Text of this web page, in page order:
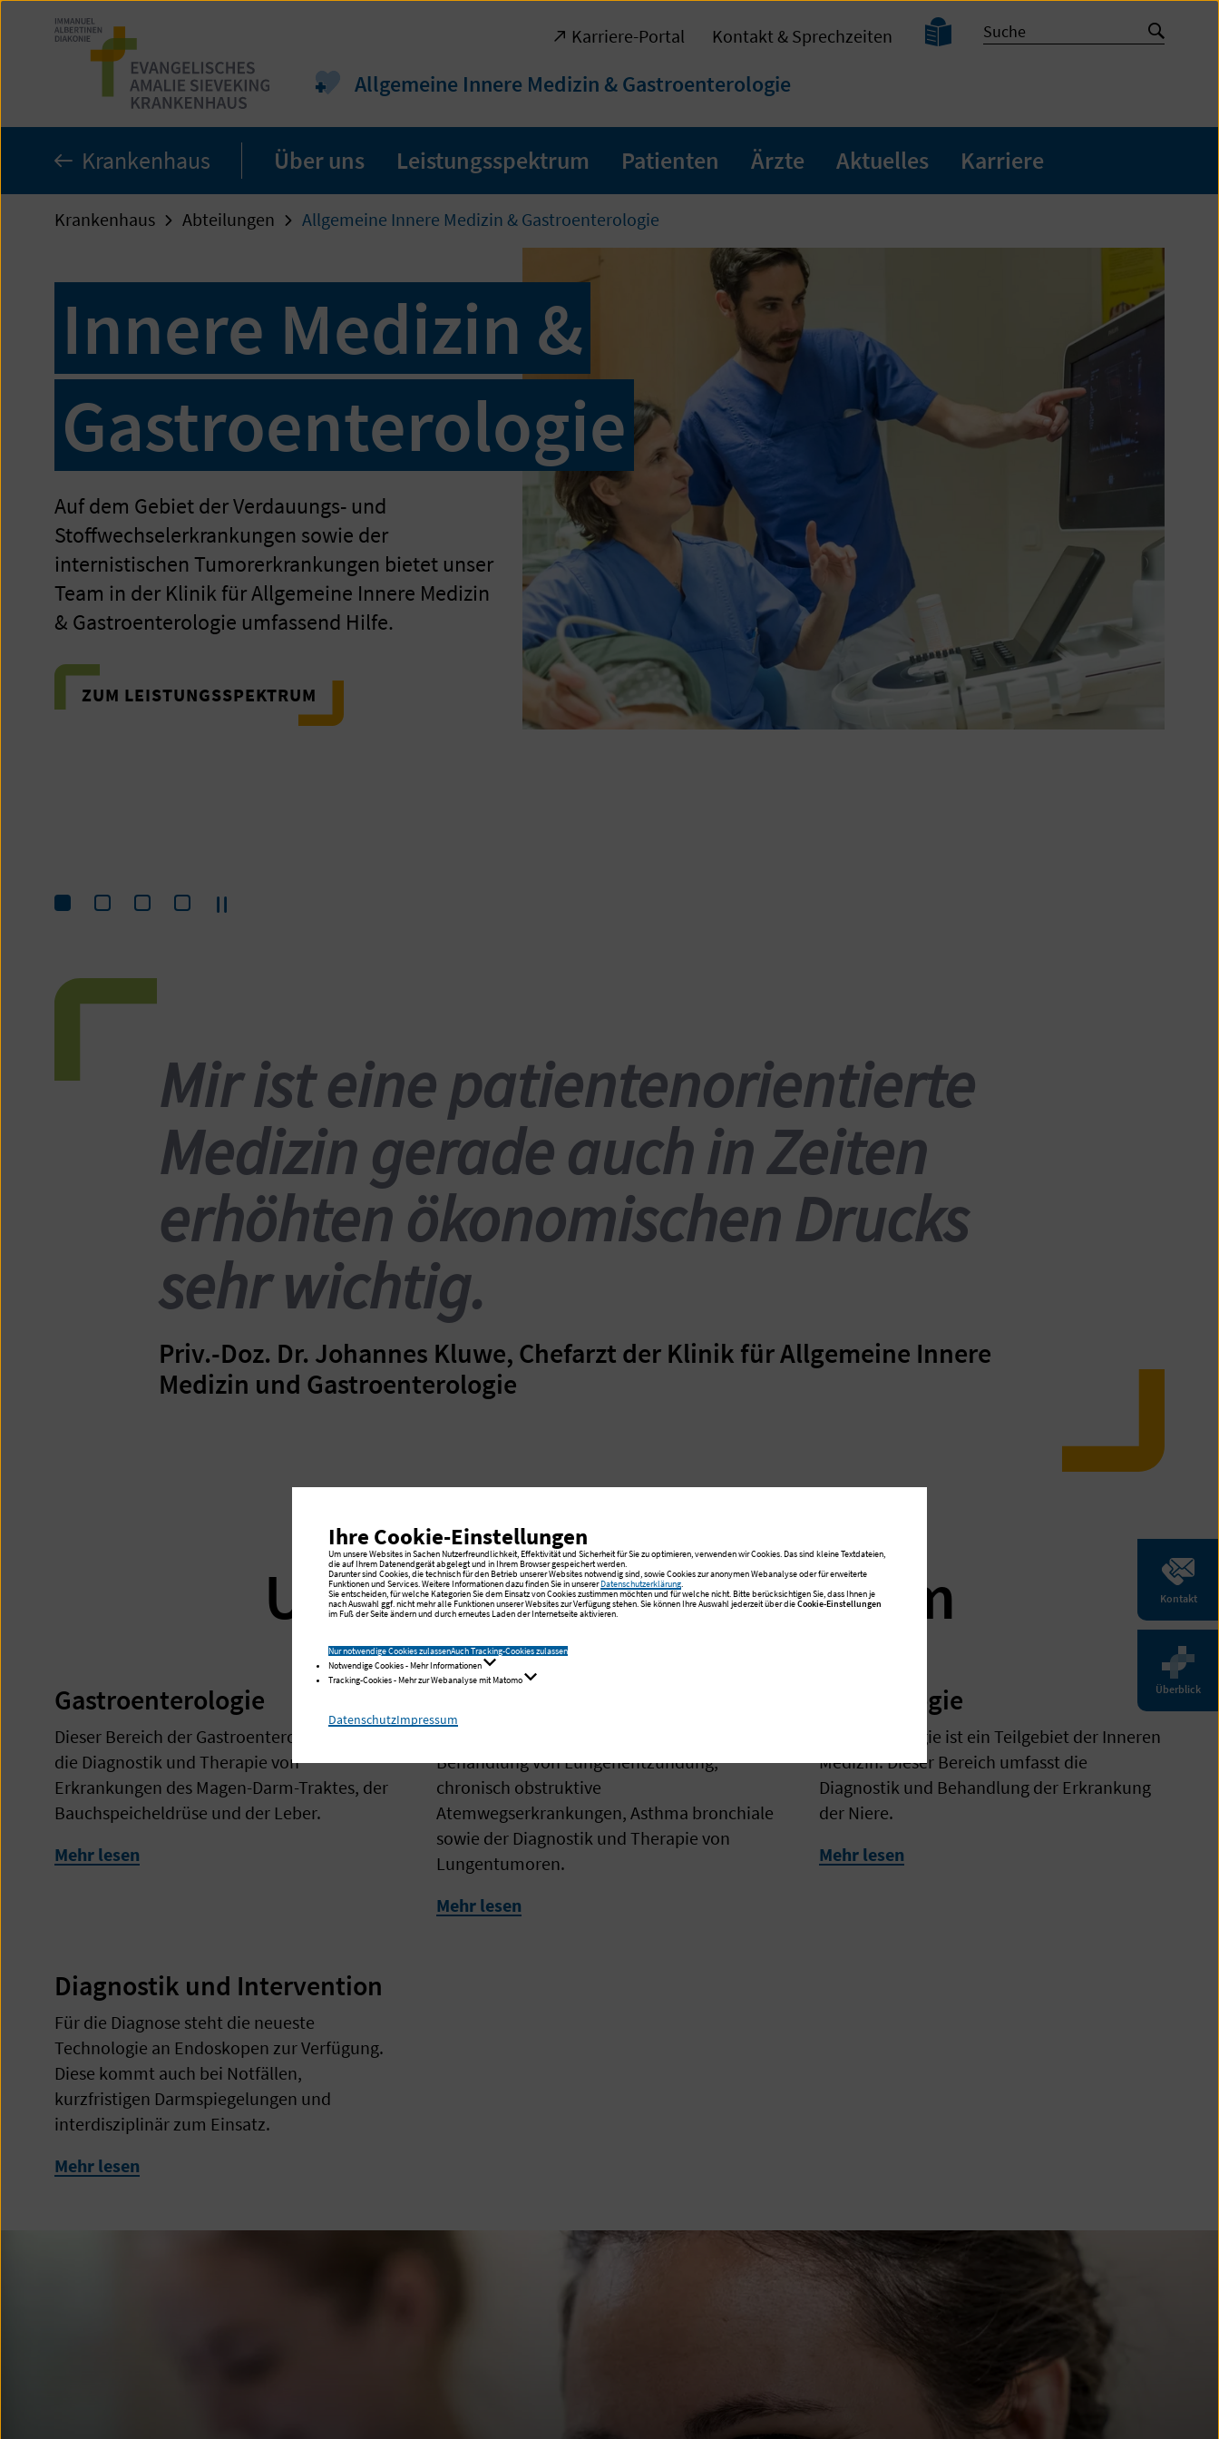
Zum
Seiteninhalt
Allgemeine Innere Medizin & Gastroenterologie
Karriere-Portal Kontakt & Sprechzeiten
Leichte
Sprache
Suche
Suche
starten
Krankenhaus Über uns Leistungsspektrum Patienten Ärzte Aktuelles Karriere
Krankenhaus Abteilungen Allgemeine Innere Medizin & Gastroenterologie
Innere Medizin &
Gastroenterologie
Auf dem Gebiet der Verdauungs- und
Stoffwechselerkrankungen sowie der
internistischen Tumorerkrankungen bietet unser
Team in der Klinik für Allgemeine Innere Medizin
& Gastroenterologie umfassend Hilfe.
ZUM LEISTUNGSSPEKTRUM
Springe
0
Springe
1
Springe
2
SpringePause
Kontakt
Überblick
Mir ist eine patientenorientierte
Medizin gerade auch in Zeiten
erhöhten ökonomischen Drucks
sehr wichtig.
Priv.-Doz. Dr. Johannes Kluwe, Chefarzt der Klinik für Allgemeine Innere
Medizin und Gastroenterologie
Unser Leistungsspektrum
Gastroenterologie
Dieser Bereich der Gastroenterologie umfasst
die Diagnostik und Therapie von
Erkrankungen des Magen-Darm-Traktes, der
Bauchspeicheldrüse und der Leber.
Mehr lesen
Behandlung von Lungenentzündung,
chronisch obstruktive
Atemwegserkrankungen, Asthma bronchiale
sowie der Diagnostik und Therapie von
Lungentumoren.
Mehr lesen
Nephrologie
Die Nephrologie ist ein Teilgebiet der Inneren
Medizin. Dieser Bereich umfasst die
Diagnostik und Behandlung der Erkrankung
der Niere.
Mehr lesen
Diagnostik und Intervention
Für die Diagnose steht die neueste
Technologie an Endoskopen zur Verfügung.
Diese kommt auch bei Notfällen,
kurzfristigen Darmspiegelungen und
interdisziplinär zum Einsatz.
Mehr lesen
Ihre Cookie-Einstellungen
Um unsere Websites in Sachen Nutzerfreundlichkeit, Effektivität und Sicherheit für Sie zu optimieren, verwenden wir Cookies. Das sind kleine Textdateien,
die auf Ihrem Datenendgerät abgelegt und in Ihrem Browser gespeichert werden.
Darunter sind Cookies, die technisch für den Betrieb unserer Websites notwendig sind, sowie Cookies zur anonymen Webanalyse oder für erweiterte
Funktionen und Services. Weitere Informationen dazu finden Sie in unsererDatenschutzerklärung.
Sie entscheiden, für welche Kategorien Sie dem Einsatz von Cookies zustimmen möchten und für welche nicht. Bitte berücksichtigen Sie, dass Ihnen je
nach Auswahl ggf. nicht mehr alle Funktionen unserer Websites zur Verfügung stehen. Sie können Ihre Auswahl jederzeit über dieCookie-Einstellungen
im Fuß der Seite ändern und durch erneutes Laden der Internetseite aktivieren.
Nur notwendige Cookies zulassenAuch Tracking-Cookies zulassen
Notwendige Cookies - Mehr Informationen
Tracking-Cookies - Mehr zur Webanalyse mit Matomo
DatenschutzImpressum